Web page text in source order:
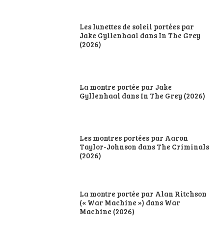
Les lunettes de soleil portées par
Jake Gyllenhaal dans In The Grey
(2026)
La montre portée par Jake
Gyllenhaal dans In The Grey (2026)
Les montres portées par Aaron
Taylor-Johnson dans The Criminals
(2026)
La montre portée par Alan Ritchson
(« War Machine ») dans War
Machine (2026)